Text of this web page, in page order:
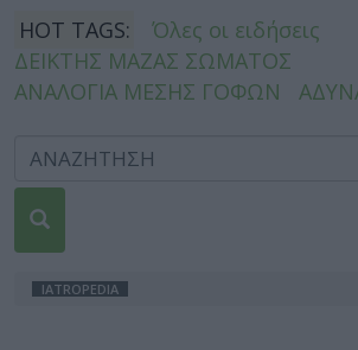
HOT TAGS:
Όλες οι ειδήσεις
ΔΕΙΚΤΗΣ ΜΑΖΑΣ ΣΩΜΑΤΟΣ
ΑΝΑΛΟΓΙΑ ΜΕΣΗΣ ΓΟΦΩΝ
IATROPEDIA